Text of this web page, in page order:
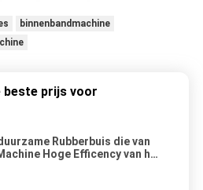
binnenbandmachine
beste prijs voor
Rubberbuis die van
Hoge Efficency van het